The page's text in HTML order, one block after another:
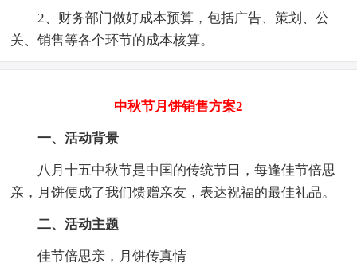
2、财务部门做好成本预算，包括广告、策划、公
关、销售等各个环节的成本核算。
中秋节月饼销售方案2
一、活动背景
八月十五中秋节是中国的传统节日，每逢佳节倍思
亲，月饼便成了我们馈赠亲友，表达祝福的最佳礼品。
二、活动主题
佳节倍思亲，月饼传真情